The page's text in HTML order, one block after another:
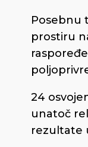
Posebnu
prostiru
24
unatoč
rezultate